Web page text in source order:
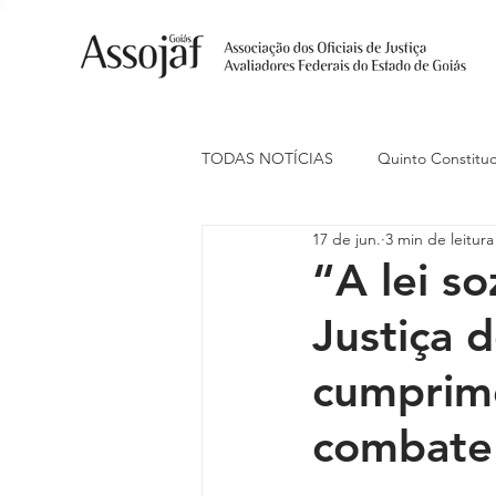
TODAS NOTÍCIAS Quinto
Ações Judiciais Carreira
Indenização de
“A lei
Justiça
17 de jun. 3 min de leitura